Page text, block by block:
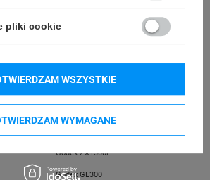
43-400 Cieszyn (Polska)
telefon: 730811399
urządzenia
Godex ZX1300i
Godex GE300
pliki cookie
WYMAGANE
WSZYSTKIE